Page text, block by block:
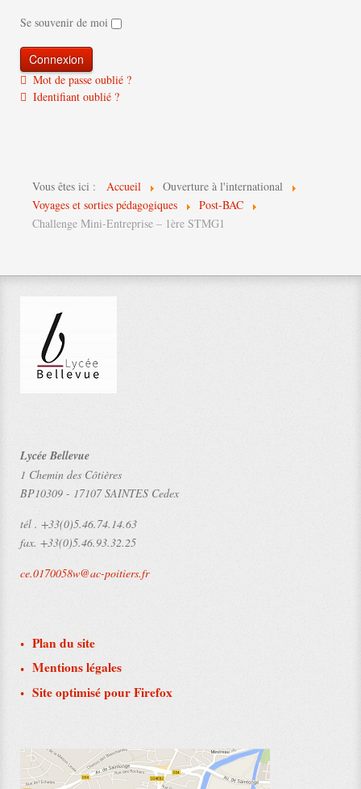
Se souvenir de moi
Mot de passe oublié ?
Identifiant oublié ?
Vous êtes ici : Accueil
Ouverture à l'international
Voyages et sorties pédagogiques
Post-BAC
Challenge Mini-Entreprise – 1ère STMG1
Lycée Bellevue
1 Chemin des Côtières
BP10309 - 17107 SAINTES Cedex
tél . +33(0)5.46.74.14.63
fax. +33(0)5.46.93.32.25
ce.0170058w@ac-poitiers.fr
Plan du site
Mentions légales
Site optimisé pour Firefox